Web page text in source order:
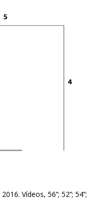
Vídeos, 56’’; 52’’; 54’’;